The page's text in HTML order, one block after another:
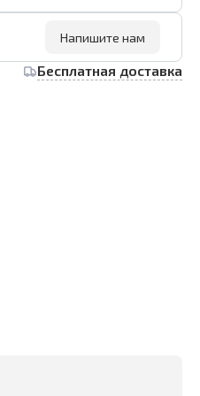
Напишите нам
Бесплатная доставка